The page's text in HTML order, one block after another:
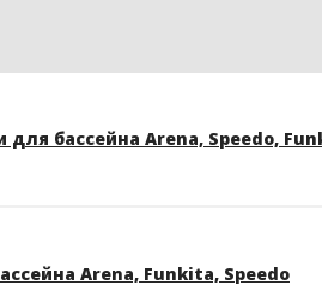
бассейна Arena, Speedo,
Arena, Funkita, Speedo